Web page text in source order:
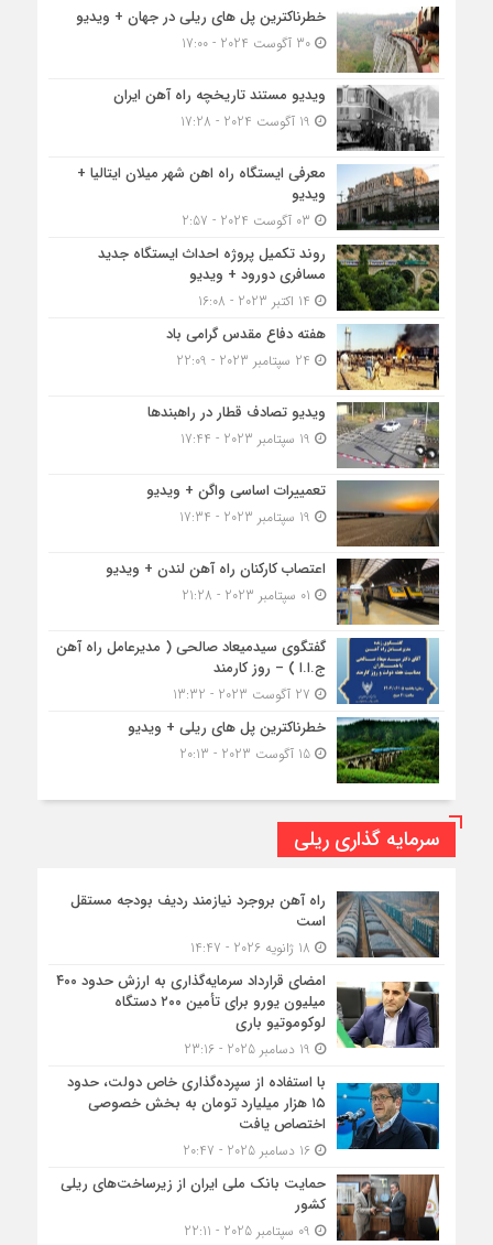
خطرناکترین پل های ریلی در جهان + ویدیو
30 آگوست 2024 - 17:00
ویدیو مستند تاریخچه راه آهن ایران
معرفی ایستگاه راه اهن شهر میلان ایتالیا +
ویدیو
روند تکمیل پروژه احداث ایستگاه جدید
مسافری دورود + ویدیو
هفته دفاع مقدس گرامی باد
ویدیو تصادف قطار در راهبندها
تعمییرات اساسی واگن + ویدیو
اعتصاب کارکنان راه آهن لندن + ویدیو
گفتگوی سیدمیعاد صالحی ( مدیرعامل راه آهن
ج.ا.ا ) – روز کارمند
خطرناکترین پل های ریلی + ویدیو
15 آگوست 2023 - 20:13
سرمایه گذاری ریلی
راه آهن بروجرد نیازمند ردیف بودجه مستقل
است
امضای قرارداد سرمایه‌گذاری به ارزش حدود ۴۰۰
میلیون یورو برای تأمین ۲۰۰ دستگاه
لوکوموتیو باری
با استفاده از سپرده‌گذاری خاص دولت، حدود
۱۵ هزار میلیارد تومان به بخش خصوصی
اختصاص یافت
16 دسامبر 2025 - 20:47
حمایت بانک ملی ایران از زیرساخت‌های ریلی
کشور